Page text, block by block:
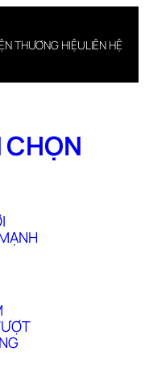
THƯƠNG HIỆULIÊN HỆ
CHỌN